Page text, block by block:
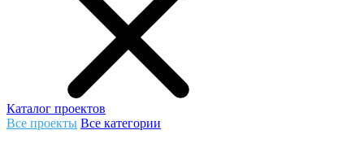
Каталог проектов
Все проекты Все категории